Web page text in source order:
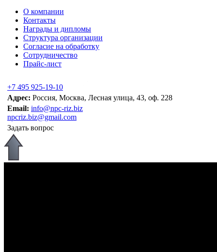
О компании
Контакты
Награды и дипломы
Структура организации
Согласие на обработку
Сотрудничество
Прайс-лист
+7 495 925-19-10
Адрес: Россия, Москва, Лесная улица, 43, оф. 228
Email: info@npc-riz.biz
npcriz.biz@gmail.com
Задать вопрос